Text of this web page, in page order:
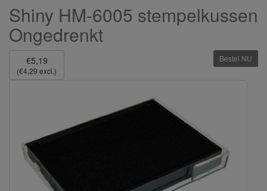
Shiny HM-6005 stempelkussen
Ongedrenkt
€5,19
(€4,29 excl.)
Bestel NU